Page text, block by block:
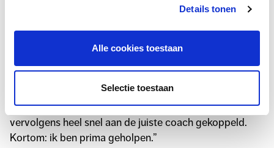
Details tonen
Alle cookies toestaan
Selectie toestaan
cultuur, een sector die voor mij nog relatief nieuw is. De
adviezen die ik kreeg waren meteen duidelijk en goed
te gebruiken. We kwamen tot de conclusie dat een
vervolgtraject met een coach goed zou zijn. In plaats
profiel zou passen, kon ik hiervoor putten uit het
netwerk van Cultuur+Ondernemen. Anna heeft ons
vervolgens heel snel aan de juiste coach gekoppeld.
Kortom: ik ben prima geholpen.”